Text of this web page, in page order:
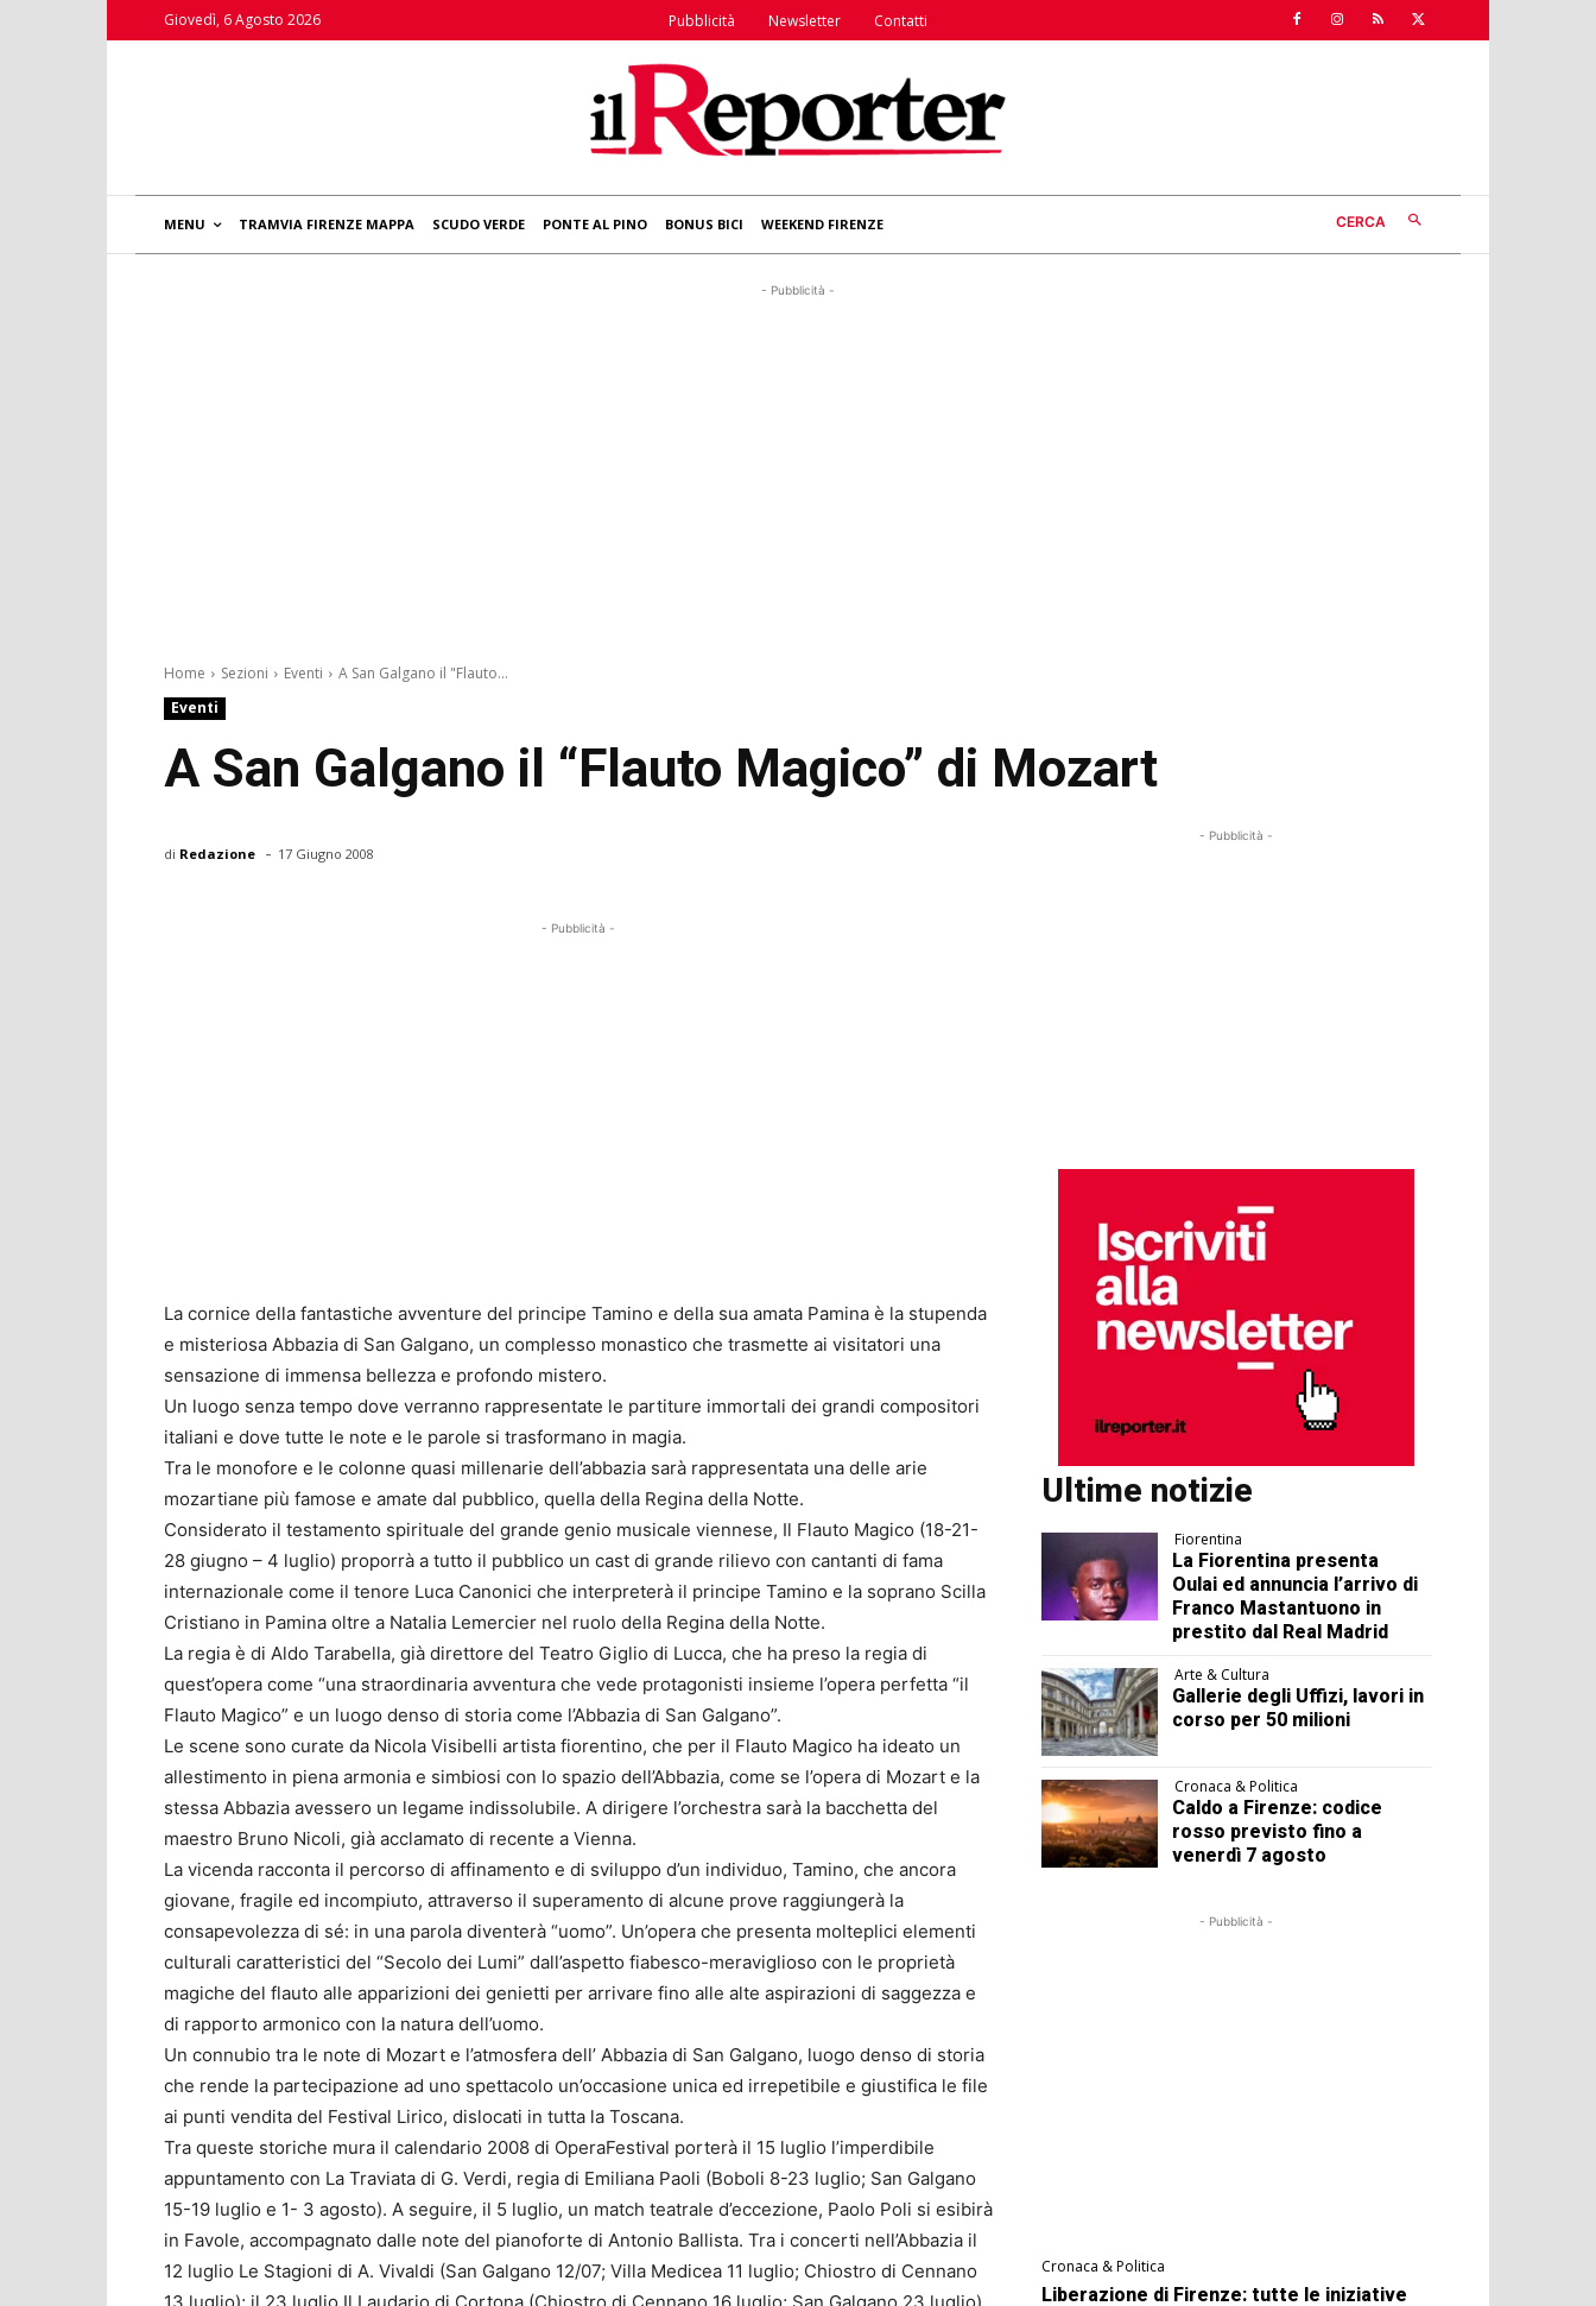
Giovedì, 6 Agosto 2026 Pubblicità Newsletter Contatti
MENU TRAMVIA FIRENZE MAPPA SCUDO VERDE PONTE AL PINO BONUS BICI WEEKEND FIRENZE CERCA
- Pubblicità -
Home Sezioni Eventi
A San Galgano il "Flauto...
Eventi
A San Galgano il “Flauto Magico” di Mozart
di Redazione - 17 Giugno 2008
- Pubblicità -
La cornice della fantastiche avventure del principe Tamino e della sua amata Pamina è la stupenda
e misteriosa Abbazia di San Galgano, un complesso monastico che trasmette ai visitatori una
sensazione di immensa bellezza e profondo mistero.
Un luogo senza tempo dove verranno rappresentate le partiture immortali dei grandi compositori
italiani e dove tutte le note e le parole si trasformano in magia.
Tra le monofore e le colonne quasi millenarie dell’abbazia sarà rappresentata una delle arie
mozartiane più famose e amate dal pubblico, quella della Regina della Notte.
Considerato il testamento spirituale del grande genio musicale viennese, Il Flauto Magico (18-21-
28 giugno – 4 luglio) proporrà a tutto il pubblico un cast di grande rilievo con cantanti di fama
internazionale come il tenore Luca Canonici che interpreterà il principe Tamino e la soprano Scilla
Cristiano in Pamina oltre a Natalia Lemercier nel ruolo della Regina della Notte.
La regia è di Aldo Tarabella, già direttore del Teatro Giglio di Lucca, che ha preso la regia di
quest’opera come “una straordinaria avventura che vede protagonisti insieme l’opera perfetta “il
Flauto Magico” e un luogo denso di storia come l’Abbazia di San Galgano”.
Le scene sono curate da Nicola Visibelli artista fiorentino, che per il Flauto Magico ha ideato un
allestimento in piena armonia e simbiosi con lo spazio dell’Abbazia, come se l’opera di Mozart e la
stessa Abbazia avessero un legame indissolubile. A dirigere l’orchestra sarà la bacchetta del
maestro Bruno Nicoli, già acclamato di recente a Vienna.
La vicenda racconta il percorso di affinamento e di sviluppo d’un individuo, Tamino, che ancora
giovane, fragile ed incompiuto, attraverso il superamento di alcune prove raggiungerà la
consapevolezza di sé: in una parola diventerà “uomo”. Un’opera che presenta molteplici elementi
culturali caratteristici del “Secolo dei Lumi” dall’aspetto fiabesco-meraviglioso con le proprietà
magiche del flauto alle apparizioni dei genietti per arrivare fino alle alte aspirazioni di saggezza e
di rapporto armonico con la natura dell’uomo.
Un connubio tra le note di Mozart e l’atmosfera dell’ Abbazia di San Galgano, luogo denso di storia
che rende la partecipazione ad uno spettacolo un’occasione unica ed irrepetibile e giustifica le file
ai punti vendita del Festival Lirico, dislocati in tutta la Toscana.
Tra queste storiche mura il calendario 2008 di OperaFestival porterà il 15 luglio l’imperdibile
appuntamento con La Traviata di G. Verdi, regia di Emiliana Paoli (Boboli 8-23 luglio; San Galgano
15-19 luglio e 1- 3 agosto). A seguire, il 5 luglio, un match teatrale d’eccezione, Paolo Poli si esibirà
in Favole, accompagnato dalle note del pianoforte di Antonio Ballista. Tra i concerti nell’Abbazia il
12 luglio Le Stagioni di A. Vivaldi (San Galgano 12/07; Villa Medicea 11 luglio; Chiostro di Cennano
- Pubblicità -
Ultime notizie
Fiorentina
La Fiorentina presenta
Oulai ed annuncia l’arrivo di
Franco Mastantuono in
prestito dal Real Madrid
Arte & Cultura
Gallerie degli Uffizi, lavori in
corso per 50 milioni
Cronaca & Politica
Caldo a Firenze: codice
rosso previsto fino a
venerdì 7 agosto
- Pubblicità -
Cronaca & Politica
Liberazione di Firenze: tutte le iniziative